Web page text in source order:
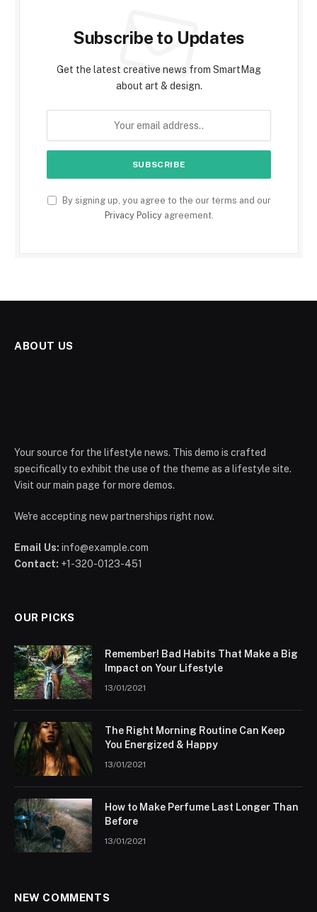
Subscribe to Updates
Get the latest creative news from SmartMag
about art & design.
By signing up, you agree to the our terms and our
Privacy Policyagreement.
ABOUT US
Your source for the lifestyle news. This demo is crafted
specifically to exhibit the use of the theme as a lifestyle site.
Visit our main page for more demos.
We're accepting new partnerships right now.
Email Us: info@example.com
Contact: +1-320-0123-451
OUR PICKS
Remember! Bad Habits That Make a Big
Impact on Your Lifestyle
13/01/2021
The Right Morning Routine Can Keep
You Energized & Happy
13/01/2021
How to Make Perfume Last Longer Than
Before
13/01/2021
NEW COMMENTS